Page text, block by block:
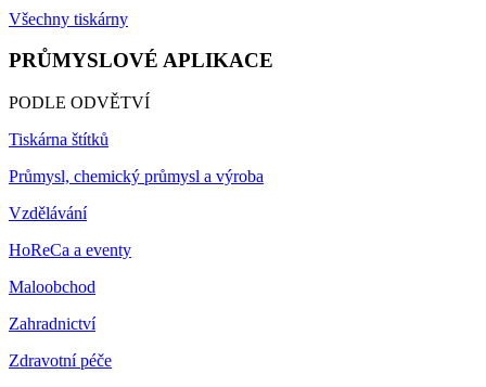
Všechny tiskárny
PRŮMYSLOVÉ APLIKACE
PODLE ODVĚTVÍ
Tiskárna štítků
Průmysl, chemický průmysl a výroba
Vzdělávání
HoReCa a eventy
Maloobchod
Zahradnictví
Zdravotní péče